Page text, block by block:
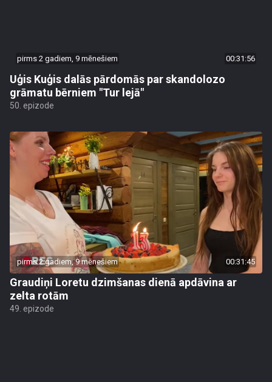
pirms 2 gadiem, 9 mēnešiem 00:31:56
Uģis Kuģis dalās pārdomās par skandolozo
grāmatu bērniem "Tur lejā"
50. epizode
pirms 2 gadiem, 9 mēnešiem 00:31:45
Graudiņi Loretu dzimšanas dienā apdāvina ar
zelta rotām
49. epizode